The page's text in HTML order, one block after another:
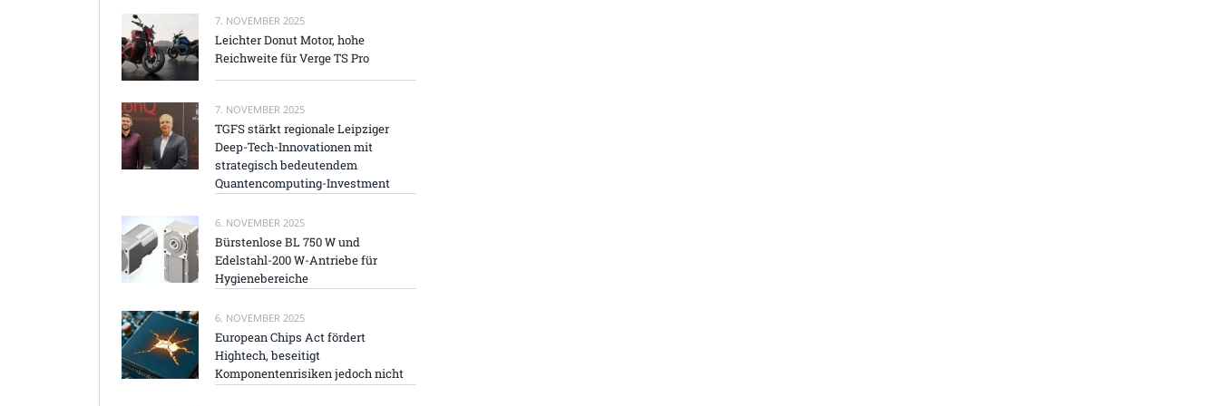
7. NOVEMBER 2025
Leichter Donut Motor, hohe
Reichweite für Verge TS Pro
7. NOVEMBER 2025
TGFS stärkt regionale Leipziger
Deep-Tech-Innovationen mit
strategisch bedeutendem
Quantencomputing-Investment
6. NOVEMBER 2025
Bürstenlose BL 750 W und
Edelstahl-200 W-Antriebe für
Hygienebereiche
6. NOVEMBER 2025
European Chips Act fördert
Hightech, beseitigt
Komponentenrisiken jedoch nicht